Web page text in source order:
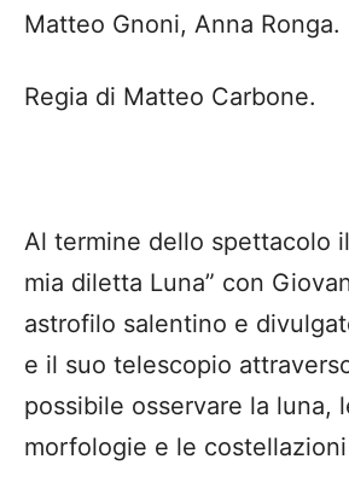
Matteo Gnoni, Anna Ronga.
Regia di Matteo Carbone.
Al termine dello spettacolo
mia diletta Luna” con
astrofilo salentino e
e il suo telescopio
possibile osservare la luna,
morfologie e le